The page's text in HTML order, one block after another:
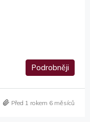
Podrobněji
Před 1 rokem 6 měsíců